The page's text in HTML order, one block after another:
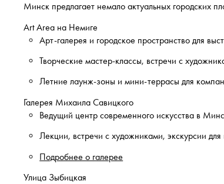
Минск предлагает немало актуальных городских
Art Area на Немиге
Арт-галерея и городское пространство для
Творческие мастер-классы, встречи с
Летние лаунж-зоны и мини-террасы для
Галерея Михаила Савицкого
Ведущий центр современного искусства в
Лекции, встречи с художниками, экскурсии для
Подробнее о галерее
Улица Зыбицкая